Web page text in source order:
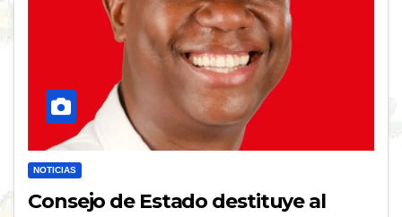
NOTICIAS
Consejo de Estado destituye al